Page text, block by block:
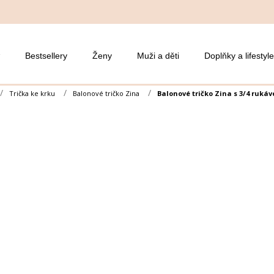
Bestsellery Ženy Muži a děti Doplňky a lifestyle
Trička ke krku Balonové tričko Zina Balonové tričko Zina s 3/4